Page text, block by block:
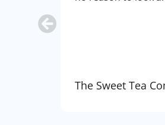
The Sweet Tea